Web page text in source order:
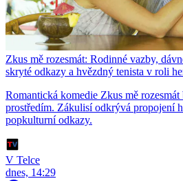
Zkus mě rozesmát: Rodinné vazby,
skryté odkazy a hvězdný tenista v roli
Romantická komedie Zkus mě
prostředím. Zákulisí odkrývá propojení
popkulturní odkazy.
V Telce
dnes, 14:29